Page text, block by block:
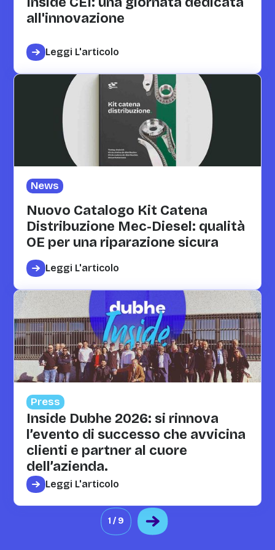
all'innovazione
Leggi L'articolo
News
Nuovo Catalogo Kit Catena
Distribuzione Mec-Diesel: qualità
OE per una riparazione sicura
Leggi L'articolo
Press
Inside Dubhe 2026: si rinnova
l’evento di successo che avvicina
clienti e partner al cuore
dell’azienda.
Leggi L'articolo
1 / 9